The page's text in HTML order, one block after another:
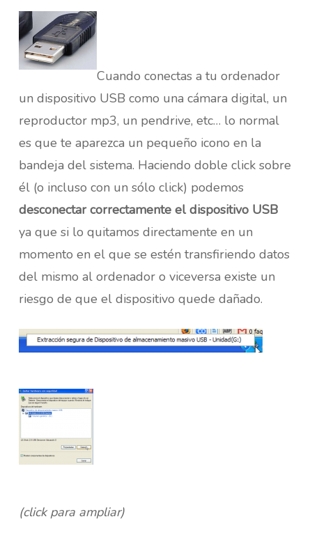
Cuando conectas a tu ordenador
un dispositivo USB como una cámara digital, un
reproductor mp3, un pendrive, etc… lo normal
es que te aparezca un pequeño icono en la
bandeja del sistema. Haciendo doble click sobre
él (o incluso con un sólo click) podemos
desconectar correctamente el dispositivo USB
ya que si lo quitamos directamente en un
momento en el que se estén transfiriendo datos
del mismo al ordenador o viceversa existe un
riesgo de que el dispositivo quede dañado.
(click para ampliar)